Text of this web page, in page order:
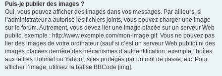
Puis-je publier des images ?
Oui, vous pouvez afficher des images dans vos messages. Par ailleurs, si
l’administrateur a autorisé les fichiers joints, vous pouvez charger une image
sur le forum. Autrement, vous devez lier une image placée sur un serveur Web
public, exemple : http://www.exemple.com/mon-image.gif. Vous ne pouvez pas
lier des images de votre ordinateur (sauf si c’est un serveur Web public) ni des
images placées derrière des mécanismes d’authentification, exemple : boîtes
aux lettres Hotmail ou Yahoo!, sites protégés par un mot de passe, etc. Pour
afficher l’image, utilisez la balise BBCode [img].